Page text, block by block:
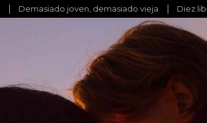
Demasiado joven, demasiado vieja Diez